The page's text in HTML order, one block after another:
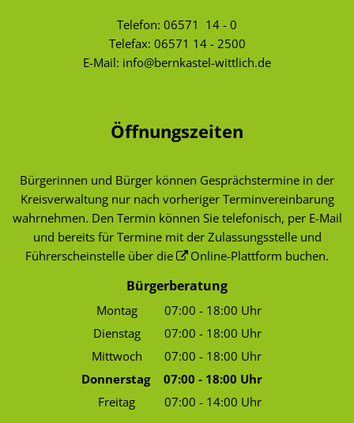
Telefon: 06571 14 - 0
Telefax: 06571 14 - 2500
E-Mail: info@bernkastel-wittlich.de
Öffnungszeiten
Bürgerinnen und Bürger können Gesprächstermine in der
Kreisverwaltung nur nach vorheriger Terminvereinbarung
wahrnehmen. Den Termin können Sie telefonisch, per E-Mail
und bereits für Termine mit der Zulassungsstelle und
Führerscheinstelle über die
Online-Plattform buchen.
Bürgerberatung
Montag 07:00 - 18:00 Uhr
Von 07:00 bis 18:00 Uhr
Dienstag 07:00 - 18:00 Uhr
Von 07:00 bis 18:00 Uhr
Mittwoch 07:00 - 18:00 Uhr
Von 07:00 bis 18:00 Uhr
Donnerstag 07:00 - 18:00 Uhr
Von 07:00 bis 18:00 Uhr
Freitag 07:00 - 14:00 Uhr